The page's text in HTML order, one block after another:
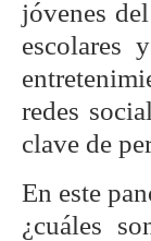
jóvenes
escolares
redes
clave de
En este
¿cuáles